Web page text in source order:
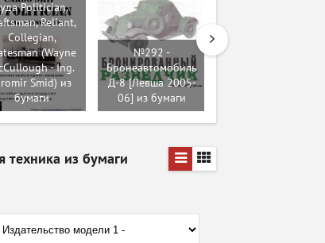
Politician,
Reliant,
Collegian,
(Wayne
- Ing.
Smid) из
бумаги
№292 -
Бронеавтомобиль
Д-8 [Левша 2005-
06] из бумаги
техника из бумаги